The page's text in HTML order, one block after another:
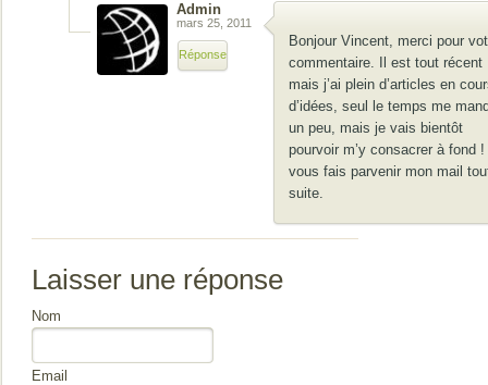
Admin
mars 25, 2011
Réponse
Bonjour Vincent, merci pour
commentaire. Il est tout récent
mais j’ai plein d’articles en
d’idées, seul le temps me
un peu, mais je vais bientôt
pourvoir m’y consacrer à fond
vous fais parvenir mon mail
suite.
Laisser une réponse
Nom
Email